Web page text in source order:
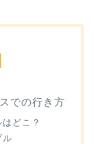
での行き方
どこ？
ル